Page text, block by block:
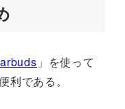
」を使って
利である。